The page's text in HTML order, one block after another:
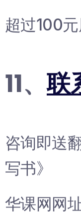
超过100元
11、联
咨询即送
写书》
华课网网